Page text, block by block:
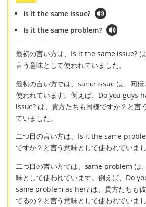
Is it the same issue?
Is it the same problem?
最初の言い方は、Is it the same issue?
言う意味として使われていました。
最初の言い方では、same issue は、同様
使われています。例えば、Do you guys
issue? は、貴方たちも同様ですか？と言
ていました。
二つ目の言い方は、Is it the same
ですか？と言う意味として使われていまし
二つ目の言い方では、same problem は
味として使われています。例えば、Do
same problem as her? は、貴方たちも彼
てるの？と言う意味として使われていまし